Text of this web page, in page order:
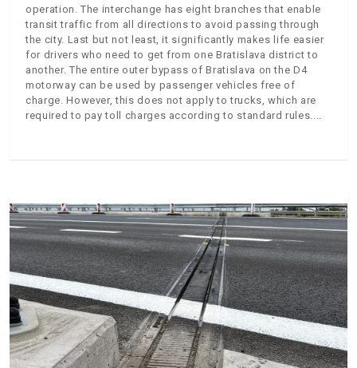
operation. The interchange has eight branches that enable
transit traffic from all directions to avoid passing through
the city. Last but not least, it significantly makes life easier
for drivers who need to get from one Bratislava district to
another. The entire outer bypass of Bratislava on the D4
motorway can be used by passenger vehicles free of
charge. However, this does not apply to trucks, which are
required to pay toll charges according to standard rules.